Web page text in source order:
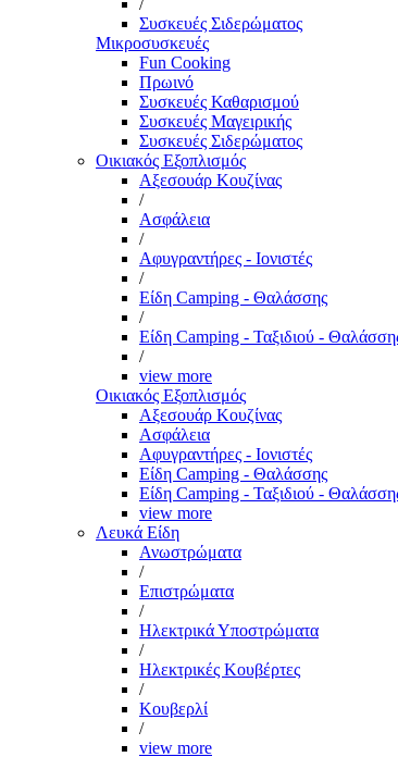
/
Συσκευές Σιδερώματος
Μικροσυσκευές
Fun Cooking
Πρωινό
Συσκευές Καθαρισμού
Συσκευές Μαγειρικής
Συσκευές Σιδερώματος
Οικιακός Εξοπλισμός
Αξεσουάρ Κουζίνας
/
Ασφάλεια
/
Αφυγραντήρες - Ιονιστές
/
Είδη Camping - Θαλάσσης
/
Είδη Camping - Ταξιδιού -
/
view more
Οικιακός Εξοπλισμός
Αξεσουάρ Κουζίνας
Ασφάλεια
Αφυγραντήρες - Ιονιστές
Είδη Camping - Θαλάσσης
Είδη Camping - Ταξιδιού -
view more
Λευκά Είδη
Ανωστρώματα
/
Επιστρώματα
/
Ηλεκτρικά Υποστρώματα
/
Ηλεκτρικές Κουβέρτες
/
Κουβερλί
/
view more